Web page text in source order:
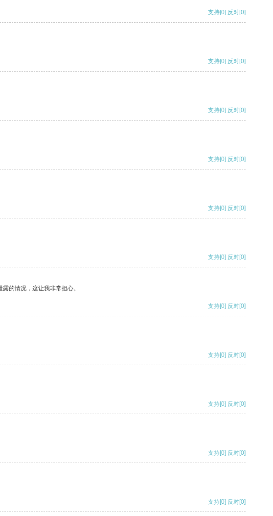
支持[0] 反对[0]
支持[0] 反对[0]
支持[0] 反对[0]
支持[0] 反对[0]
支持[0] 反对[0]
支持[0] 反对[0]
的情况，这让我非常担心。
支持[0] 反对[0]
支持[0] 反对[0]
支持[0] 反对[0]
支持[0] 反对[0]
支持[0] 反对[0]